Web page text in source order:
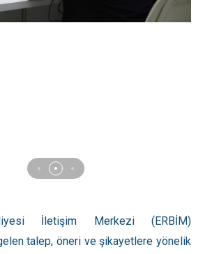
İletişim Merkezi (ERBİM)
talep, öneri ve şikayetlere yönelik